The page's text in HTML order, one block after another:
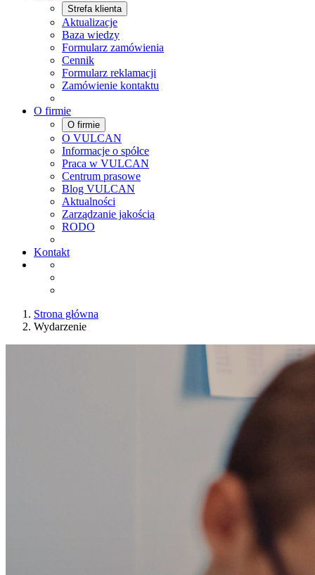
Strefa klienta
Aktualizacje
Baza wiedzy
Formularz zamówienia
Cennik
Formularz reklamacji
Zamówienie kontaktu
O firmie
O firmie
O VULCAN
Informacje o spółce
Praca w VULCAN
Centrum prasowe
Blog VULCAN
Aktualności
Zarządzanie jakością
RODO
Kontakt
Strona główna
Wydarzenie